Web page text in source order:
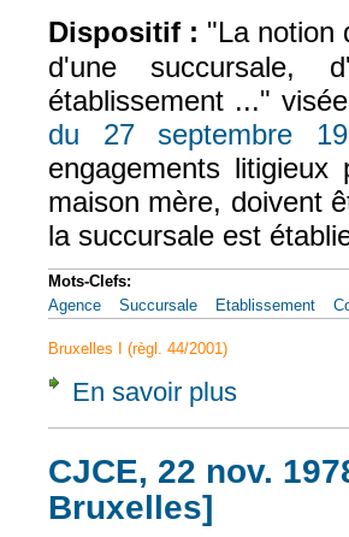
Dispositif : "La notion
d'une succursale,
établissement ..."
du 27 septembre
engagements
maison mère, doivent
la succursale est
Mots-Clefs:
Agence
Succursale Etablissement
Bruxelles I (règl. 44/2001)
En savoir plus
CJCE, 22 nov.
Bruxelles]